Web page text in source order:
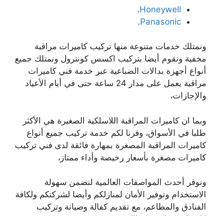
Honeywell
.
Panasonic
.
ونمتلك خدمات متنوعة منها تركيب كاميرات مراقبة
مخفية ونقوم أيضا بتركيب اكسس كونترول ونمتلك جميع
أنواع أجهزة بدالات الضباعية عبر خدمة فني كاميرات
مراقبة يعمل على مدار 24 ساعة حتى في أيام الأعياد
والإجازات،
وبما ان كاميرات المراقبة اللاسلكية الصغيرة هي الأكثر
طلبا في الأسواق، وفرنا لكم خدمة تركيب جميع أنواع
كاميرات المراقبة المصغرة بمهارة فائقة لدى فني تركيب
كاميرات مصغرة بأسعار رخيصة وأداء ممتاز،
ونوفر أحدث المواصفات العالمية لنضمن سهولة
الاستخدام وتوفير الأمان لمنازلكم وأيضا لشركتكم ولكافة
الفنادق والمطاعم، مع تقديم كفالة وصيانة وتركيب